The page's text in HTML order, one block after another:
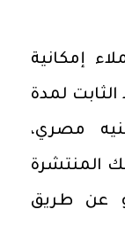
إمكانية
لمدة
بحد أدنى 1000 جنيه مصري،
المنتشرة
عن طريق